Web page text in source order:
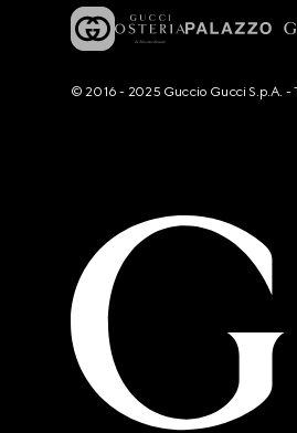
© 2016 - 2025 Guccio Gucci S.p.A.